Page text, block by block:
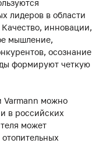
лидеров в области
Качество, инновации,
мышление,
осознание
формируют четкую
Varmann можно
в российских
может